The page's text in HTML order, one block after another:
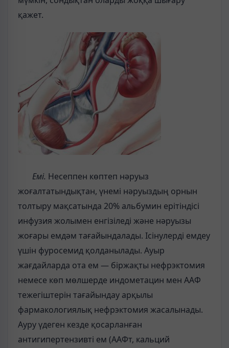
қажет.
Емі. Несеппен көптеп нәруыз
жоғалтатындықтан, үнемі нәруыздың орнын
толтыру мақсатында 20% альбумин ерітіндісі
инфузия жолымен енгізіледі және нәруызы
жоғары емдәм тағайындалады. Ісінулерді емдеу
үшін фуросемид қолданылады. Ауыр
жағдайларда ота ем — біржақты нефрэктомия
немесе көп мөлшерде индометацин мен ААФ
тежегіштерін тағайындау арқылы
фармакологиялық нефрэктомия жасалынады.
Ауру үдеген кезде қосарланған
антигипертензивті ем (ААФт, кальций